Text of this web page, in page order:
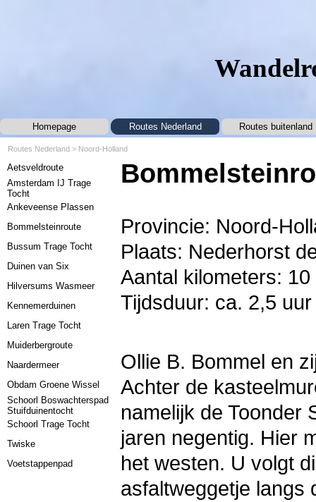
Homepage Routes Nederland ▼
Routes buitenland
Routes Nederland > Noord-Holland
Aetsveldroute
Amsterdam IJ Trage
Tocht
Ankeveense Plassen
Bommelsteinroute
Bussum Trage Tocht
Duinen van Six
Hilversums Wasmeer
Kennemerduinen
Laren Trage Tocht
Muiderbergroute
Naardermeer
Obdam Groene Wissel
Schoorl Boswachterspad
Stuifduinentocht
Schoorl Trage Tocht
Twiske
Voetstappenpad
Provincie: Noord-
Plaats: Nederhorst
Aantal kilometers: 10
Tijdsduur: ca. 2,5 uur
Ollie B. Bommel en
Achter de
namelijk de Toonder
jaren negentig. Hier
het westen. U volgt
asfaltweggetje langs